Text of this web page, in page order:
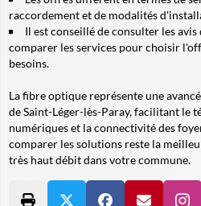
raccordement et de modalités
Il est conseillé de consulter les
comparer les services pour choisir
besoins.
La fibre optique représente une
de Saint-Léger-lès-Paray, facilitant le
numériques et la connectivité des
comparer les solutions reste la
très haut débit dans votre commune.